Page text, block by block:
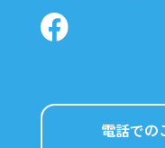
電話での